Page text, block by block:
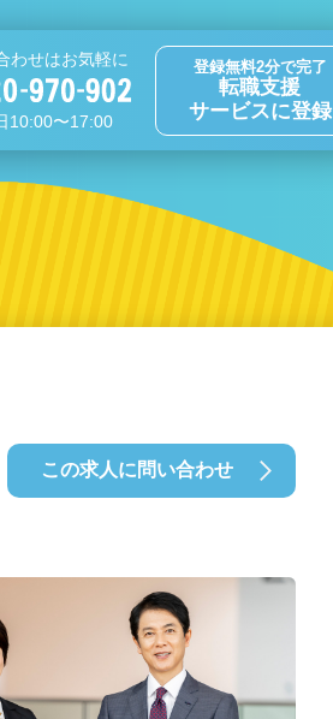
わせはお気軽に
10:00〜17:00
登録無料2分で完了
転職支援
サービスに登録
この求人に問い合わせ